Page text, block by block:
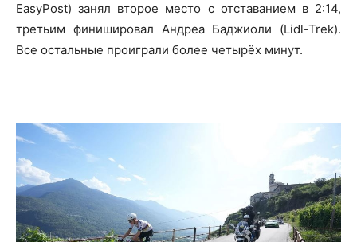
EasyPost) занял второе место с отставанием в 2:14,
третьим финишировал Андреа Баджиоли (Lidl-Trek).
Все остальные проиграли более четырёх минут.